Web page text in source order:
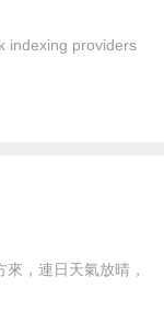
indexing providers
，連日天氣放晴，